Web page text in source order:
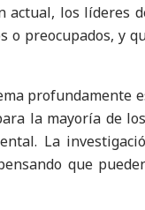
actual, los líderes
o preocupados, y
profundamente
la mayoría de
La
que